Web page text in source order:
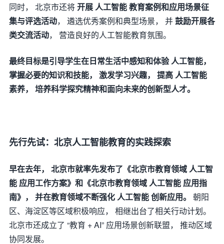
同时， 北京市还将开展 人工智能 教育案例和应用场景征
集与评选活动， 遴选优秀案例和典型场景， 并鼓励开展各
类交流活动， 营造良好的人工智能教育氛围。
最终目标是引导学生在日常生活中感知和体验 人工智能，
掌握必要的知识和技能， 激发学习兴趣， 提高 人工智能
素养， 培养科学探究精神和面向未来的创新型人才。
先行先试：北京人工智能教育的实践探索
早在去年， 北京市就率先发布了《北京市教育领域 人工智
能 应用工作方案》和《北京市教育领域 人工智能 应用指
南》， 并在教育领域不断强化 人工智能 创新应用。 朝阳
区、海淀区等区域积极响应， 相继出台了相关行动计划。
北京市还成立了 “教育 + AI” 应用场景创新联盟， 推动区域
协同发展。